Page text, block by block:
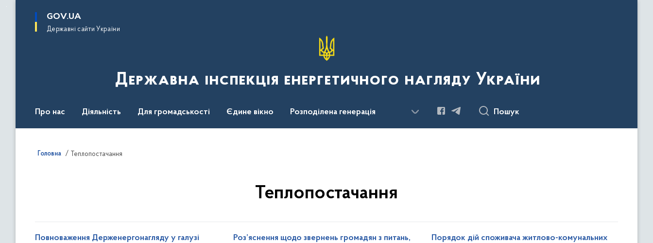
основного
GOV.UA
Державні сайти України
Державна інспекція енергетичного нагляду України
Про нас Діяльність Для громадськості Єдине вікно Розподілена генерація Пошук
Головна Теплопостачання
Теплопостачання
Повноваження Держенергонагляду у галузі
Роз’яснення щодо звернень громадян з питань,
Порядок дій споживача житлово-комунальних